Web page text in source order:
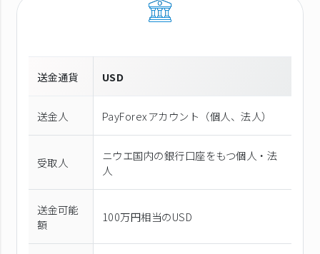
送金通貨 USD
送金人 PayForexアカウント（個⼈、法⼈）
受取人
ニウエ国内の銀行口座をもつ個人・法
人
送金可能
額
100万円相当のUSD